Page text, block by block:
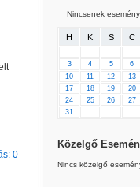
0
Nincsenek
H K S C
3
4 5 6
10
11 12 13
17
18 19 20
24
25 26 27
31
Közelgő
Nincs közelgő